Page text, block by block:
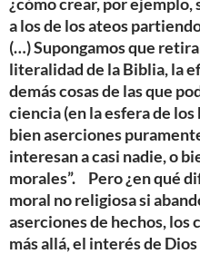
a los de los ateos
(…) Supongamos que
literalidad de la Biblia, la
demás cosas de las que
ciencia (en la esfera de los
bien aserciones
interesan a casi nadie, o
morales”. Pero ¿en qué
moral no religiosa si
aserciones de hechos, los
más allá, el interés de